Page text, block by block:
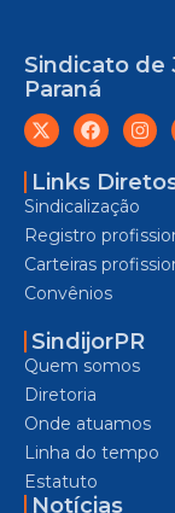
Sindicato de
Paraná
Links
Sindicalização
Registro
Carteiras
Convênios
SindijorPR
Quem somos
Diretoria
Onde atuamos
Linha do tempo
Estatuto
Notícias